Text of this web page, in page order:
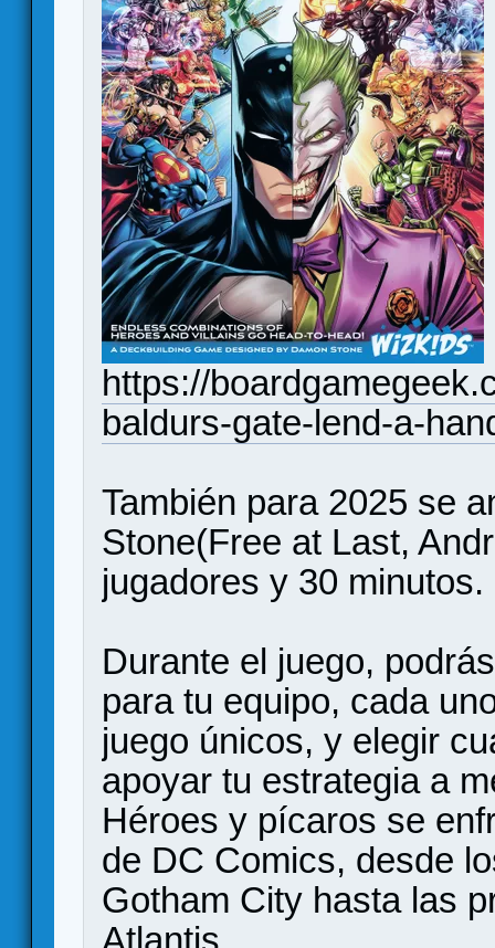
https://
baldurs-gate-lend-a-
También para 2025 se
Stone(Free at Last,
jugadores y 30 minutos.
Durante el juego,
para tu equipo, cada
juego únicos, y elegir
apoyar tu estrategia a
Héroes y pícaros se
de DC Comics, desde
Gotham City hasta las